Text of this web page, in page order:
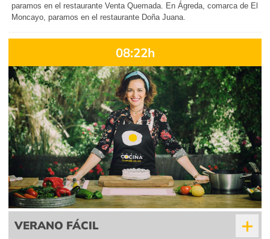
paramos en el restaurante Venta Quemada. En Ágreda, comarca de El
Moncayo, paramos en el restaurante Doña Juana.
08:22h
VERANO FÁCIL +